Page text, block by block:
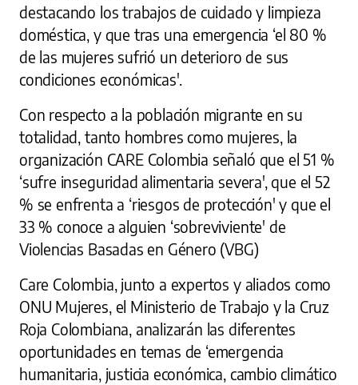
destacando los trabajos de cuidado y limpieza
doméstica, y que tras una emergencia ‘el 80 %
de las mujeres sufrió un deterioro de sus
condiciones económicas'.
Con respecto a la población migrante en su
totalidad, tanto hombres como mujeres, la
organización CARE Colombia señaló que el 51 %
‘sufre inseguridad alimentaria severa', que el 52
% se enfrenta a ‘riesgos de protección' y que el
33 % conoce a alguien ‘sobreviviente' de
Violencias Basadas en Género (VBG)
Care Colombia, junto a expertos y aliados como
ONU Mujeres, el Ministerio de Trabajo y la Cruz
Roja Colombiana, analizarán las diferentes
oportunidades en temas de ‘emergencia
humanitaria, justicia económica, cambio climático